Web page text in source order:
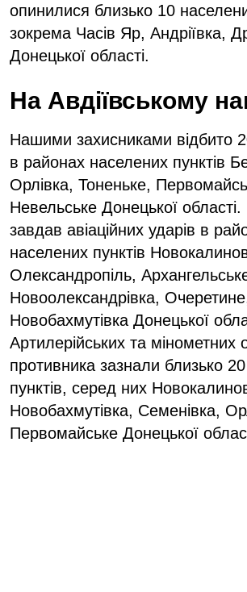
опинилися близько 10
зокрема Часів Яр, Андріївка,
Донецької області.
На Авдіївському
Нашими захисниками відбито
в районах населених пунктів
Орлівка, Тоненьке,
Невельське Донецької
завдав авіаційних ударів в
населених пунктів
Олександропіль,
Новоолександрівка,
Новобахмутівка Донецької
Артилерійських та мінометних
противника зазнали близько
пунктів, серед них
Новобахмутівка, Семенівка,
Первомайське Донецької